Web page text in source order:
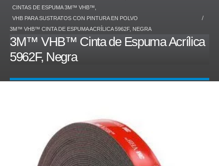
CINTAS DE ESPUMA 3M™ VHB™
VHB PARA SUSTRATOS CON PINTURA EN POLVO
3M™ VHB™ CINTA DE ESPUMA ACRÍLICA 5962F, NEGRA
3M™ VHB™ Cinta de Espuma Acrílica
5962F, Negra